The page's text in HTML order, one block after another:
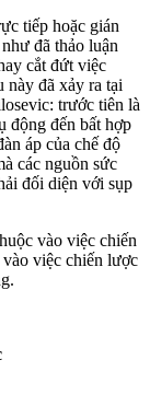
tiếp hoặc gián
đã thảo luận
cắt đứt việc
này đã xảy ra tại
trước tiên là
động đến bất hợp
áp của chế độ
các nguồn sức
đối diện với sụp
vào việc chiến
việc chiến lược